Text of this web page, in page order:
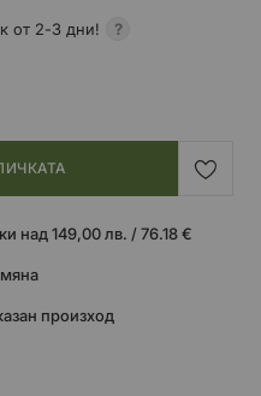
от 2-3 дни!
над 149,00 лв. / 76.18 €
произход